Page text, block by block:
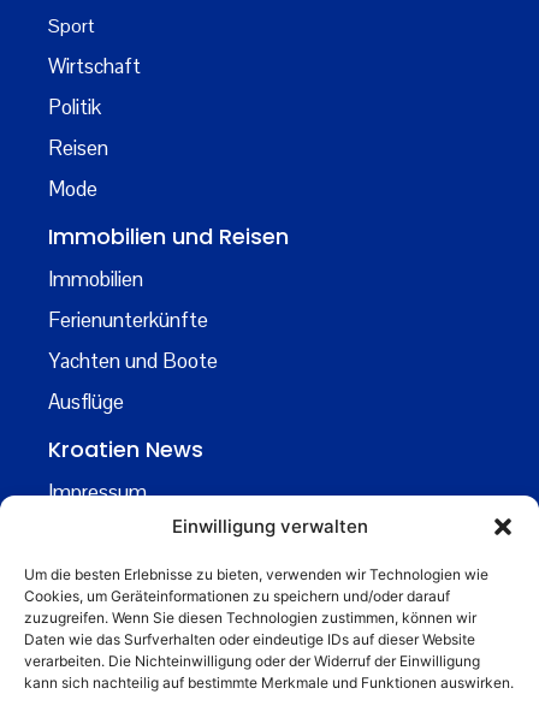
Einwilligung verwalten
Um die besten Erlebnisse zu bieten, verwenden wir Technologien wie
Cookies, um Geräteinformationen zu speichern und/oder darauf
zuzugreifen. Wenn Sie diesen Technologien zustimmen, können wir
Daten wie das Surfverhalten oder eindeutige IDs auf dieser Website
verarbeiten. Die Nichteinwilligung oder der Widerruf der Einwilligung
kann sich nachteilig auf bestimmte Merkmale und Funktionen auswirken.
Sport
Wirtschaft
Politik
Reisen
Mode
Immobilien und Reisen
Immobilien
Ferienunterkünfte
Yachten und Boote
Ausflüge
Kroatien News
Impressum
Kontakt
Über uns
Business